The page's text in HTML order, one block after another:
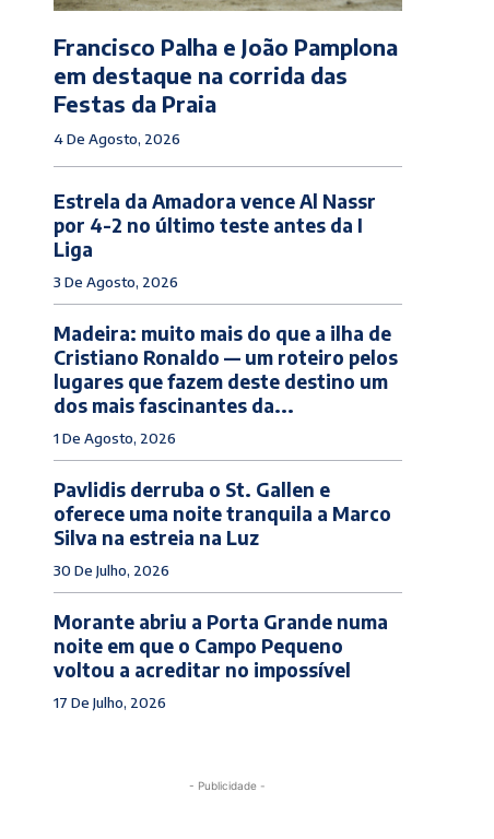
Francisco Palha e João Pamplona
em destaque na corrida das
Festas da Praia
4 De Agosto, 2026
Estrela da Amadora vence Al Nassr
por 4-2 no último teste antes da I
Liga
3 De Agosto, 2026
Madeira: muito mais do que a ilha de
Cristiano Ronaldo — um roteiro pelos
lugares que fazem deste destino um
dos mais fascinantes da...
1 De Agosto, 2026
Pavlidis derruba o St. Gallen e
oferece uma noite tranquila a Marco
Silva na estreia na Luz
30 De Julho, 2026
Morante abriu a Porta Grande numa
noite em que o Campo Pequeno
voltou a acreditar no impossível
17 De Julho, 2026
- Publicidade -